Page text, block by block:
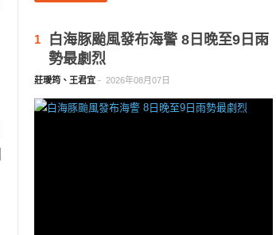
1
白海豚颱風發布海警 8日晚至9日雨
勢最劇烈
莊璦筠、王君宜 - 2026年08月07日